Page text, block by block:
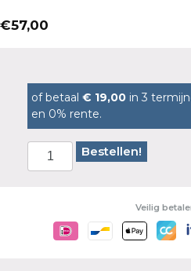
€57,00
of betaal € 19,00 in 3
en 0% rente.
Bestellen!
Veilig